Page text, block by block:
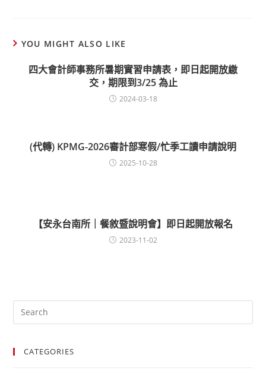
YOU MIGHT ALSO LIKE
四大會計師事務所暑期實習申請表，即日起開放繳
交，期限到3/25 為止
2024-03-18
(代轉) KPMG-2026審計部寒假/忙季工讀申請說明
2025-10-28
【安永台南所｜餐敘暨說明會】即日起開放報名
2023-11-02
CATEGORIES